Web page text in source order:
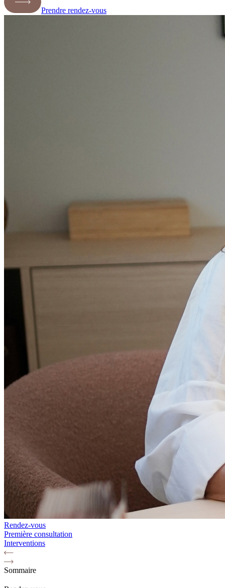
Prendre rendez-vous
Rendez-vous
Première consultation
Interventions
Sommaire